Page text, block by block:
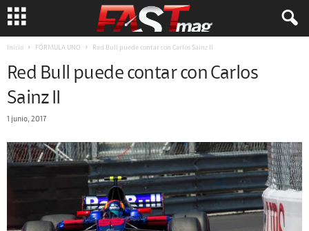
Inicio FÓRMULA UNO Red Bull puede contar con Carlos Sainz II
Red Bull puede contar con Carlos
Sainz II
1 junio, 2017